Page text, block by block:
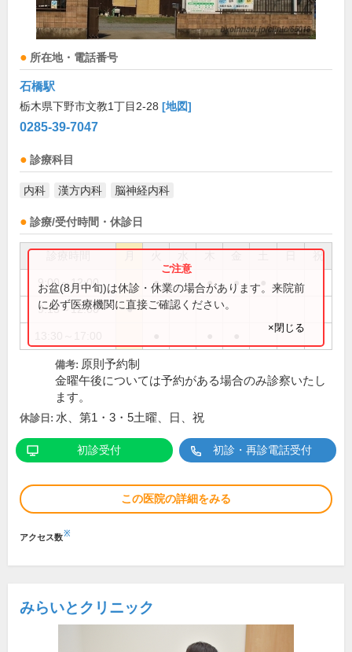
所在地・電話番号
石橋駅
栃木県下野市文教1丁目2-28 [地図]
0285-39-7047
診療科目
内科 漢方内科 脳神経内科
診療/受付時間・休診日
祝
9:00～12:00 ● ● ●
9:15～12:00 ●
お盆(8月中旬)は休診・休業の場合があります。来院前
に必ず医療機関に直接ご確認ください。
×閉じる
備考: 原則予約制
金曜午後については予約がある場合のみ診察いたし
ます。
休診日: 水、第1・3・5土曜、日、祝
初診受付 初診・再診電話受付
この医院の詳細をみる
アクセス数※
みらいとクリニック